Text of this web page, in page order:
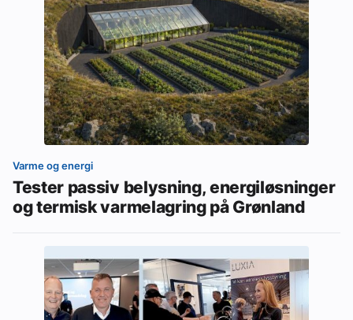
Varme og energi
Tester passiv belysning, energiløsninger
og termisk varmelagring på Grønland